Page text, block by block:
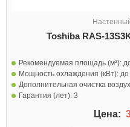
Toshiba RAS-
Рекомендуемая площадь (м²):
Мощность охлаждения (кВт): до
Дополнительная очистка
Гарантия (лет): 3
Цена: